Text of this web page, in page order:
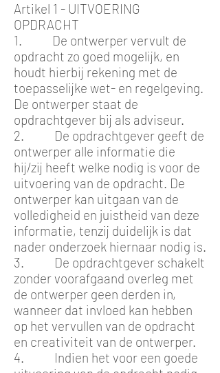
Artikel 1 - UITVOERING
OPDRACHT
1. De ontwerper vervult de
opdracht zo goed mogelijk, en
houdt hierbij rekening met de
toepasselijke wet- en regelgeving.
De ontwerper staat de
opdrachtgever bij als adviseur.
2. De opdrachtgever geeft de
ontwerper alle informatie die
hij/zij heeft welke nodig is voor de
uitvoering van de opdracht. De
ontwerper kan uitgaan van de
volledigheid en juistheid van deze
informatie, tenzij duidelijk is dat
nader onderzoek hiernaar nodig is.
3. De opdrachtgever schakelt
zonder voorafgaand overleg met
de ontwerper geen derden in,
wanneer dat invloed kan hebben
op het vervullen van de opdracht
en creativiteit van de ontwerper.
4. Indien het voor een goede